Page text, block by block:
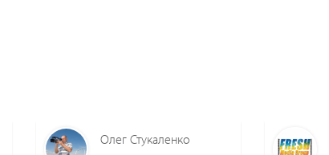
Олег Стукаленко